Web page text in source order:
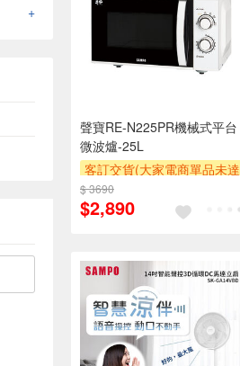
+
聲寶RE-N225PR機械式平台
微波爐-25L
客訂交貨(大家電商單品未達
萬元需加收$300-500,部分
安裝跨區費另計,實際收費以
$ 3690
$2,890